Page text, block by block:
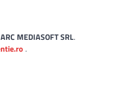
MEDIASOFT SRL.
.